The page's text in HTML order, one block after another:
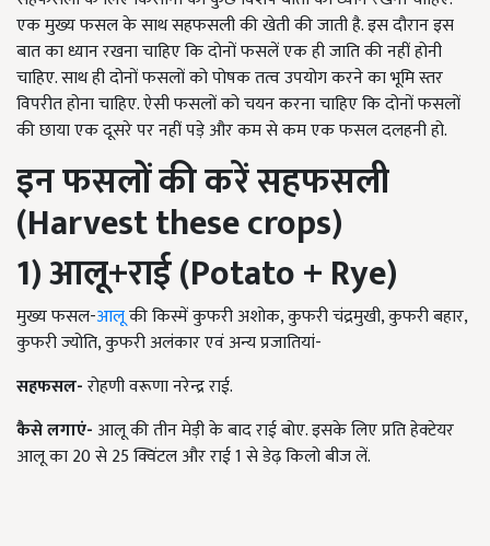
एक मुख्य फसल के साथ सहफसली की खेती की जाती है. इस दौरान इस
बात का ध्यान रखना चाहिए कि दोनों फसलें एक ही जाति की नहीं होनी
चाहिए. साथ ही दोनों फसलों को पोषक तत्व उपयोग करने का भूमि स्तर
विपरीत होना चाहिए. ऐसी फसलों को चयन करना चाहिए कि दोनों फसलों
की छाया एक दूसरे पर नहीं पड़े और कम से कम एक फसल दलहनी हो.
इनफसलोंकीकरेंसहफसली
(Harvest these crops)
1) आलू+राई (Potato + Rye)
मुख्य फसल-आलूकी किस्में कुफरी अशोक, कुफरी चंद्रमुखी, कुफरी बहार,
कुफरी ज्योति, कुफरी अलंकार एवं अन्य प्रजातियां-
सहफसल-रोहणी वरूणा नरेन्द्र राई.
कैसेलगाएं- आलू की तीन मेड़ी के बाद राई बोए. इसके लिए प्रति हेक्टेयर
आलू का 20 से 25 क्विंटल और राई 1 से डेढ़ किलो बीज लें.